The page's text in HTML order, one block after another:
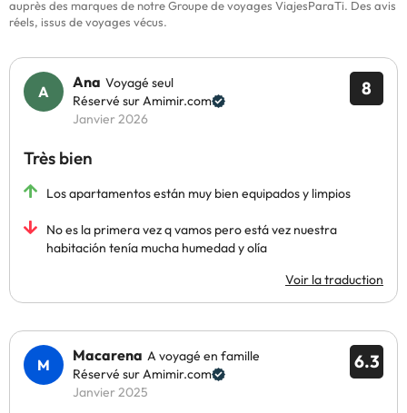
auprès des marques de notre Groupe de voyages ViajesParaTi. Des avis
réels, issus de voyages vécus.
8
Ana Voyagé seul
Réservé sur Amimir.com
Janvier 2026
Très bien
Los apartamentos están muy bien equipados y limpios
No es la primera vez q vamos pero está vez nuestra
habitación tenía mucha humedad y olía
Voir la traduction
6.3
Macarena A voyagé en famille
Réservé sur Amimir.com
Janvier 2025